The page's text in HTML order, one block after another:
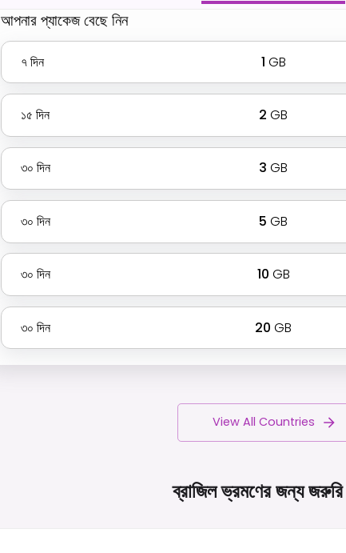
আপনার প্যাকেজ বেছে নিন
৭দিন 1 GB
১৫ দিন 2 GB
৩০ দিন 3 GB
৩০ দিন 5 GB
৩০ দিন 10 GB
৩০ দিন 20 GB
View All Countries
ব্রাজিল ভ্রমণের জন্য জরুরি